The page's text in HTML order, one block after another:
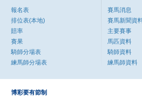
報名表
排位表(本地)
賠率
賽果
騎師分場表
練馬師分場表
賽馬消息
賽馬新聞資
主要賽事
馬匹資料
騎師資料
練馬師資料
博彩要有節制